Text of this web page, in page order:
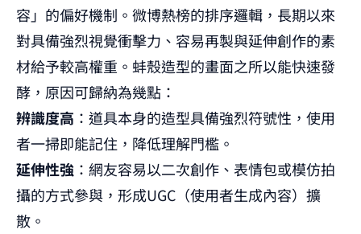
容」的偏好機制。微博熱榜的排序邏輯，長期以來
對具備強烈視覺衝擊力、容易再製與延伸創作的素
材給予較高權重。蚌殼造型的畫面之所以能快速發
酵，原因可歸納為幾點：
辨識度高 ：道具本身的造型具備強烈符號性，使用
者一掃即能記住，降低理解門檻。
延伸性強 ：網友容易以二次創作、表情包或模仿拍
攝的方式參與，形成UGC（使用者生成內容）擴
散。